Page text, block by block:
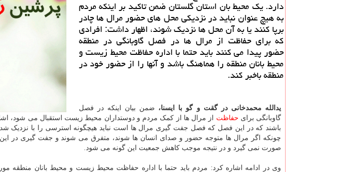
دارد. یك محیط بان استان گلستان ضمن تاكید بر اینكه مردم
به هیچ عنوان نباید در نزدیكی محل های حضور مرال ها چادر
برپا كنند یا به آن محل ها نزدیك شوند، اظهار داشت: افرادی
كه برای حفاظت از مرال ها در فصل گاوبانگی در منطقه
حضور پیدا می كنند باید حتما با اداره حفاظت محیط زیست و
محیط بانان منطقه را هماهنگ باشد و آنها را از حضور خود در
منطقه باخبر كند.
یدالله محمدخانی در گقت و گو با ایسنا، ضمن بیان اینکه در فصل
گاوبانگی برای حفاظت از مرال ها از کمک مردم و دوستداران محیط زیست استقبال می شود،
باشند که در این فصل که فصل جفت گیری مرال ها است نباید هیچگونه استرسی را با نزدیک
چونکه اگر مرال ها متوجه حضور و صدای انسان ها شوند، متفرق می شوند و جفت گیری در
صورت نمی گیرد و در نتیجه موجب کاهش جمعیت این گونه می شود.
وی در ادامه اشاره کرد: مردم باید حتما با اداره حفاظت محیط زیست و محیط بانان منطقه